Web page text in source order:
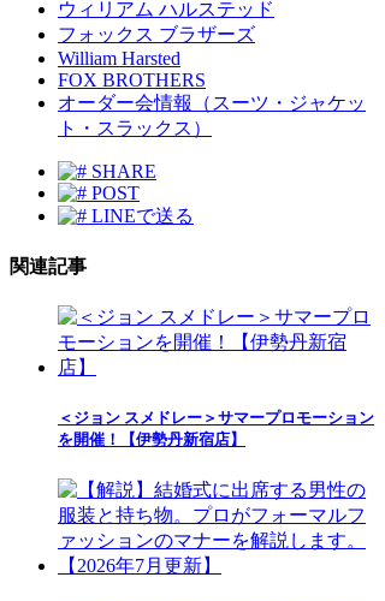
ウィリアム ハルステッド
フォックス ブラザーズ
William Harsted
FOX BROTHERS
オーダー会情報（スーツ・ジャケッ
ト・スラックス）
SHARE
POST
LINEで送る
関連記事
＜ジョン スメドレー＞サマープロモーション
を開催！【伊勢丹新宿店】